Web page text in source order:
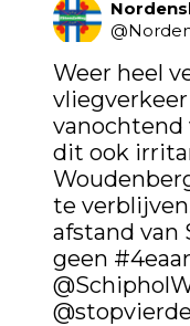
@
Weer heel
vanochtend
dit ook
te
afstand van
geen